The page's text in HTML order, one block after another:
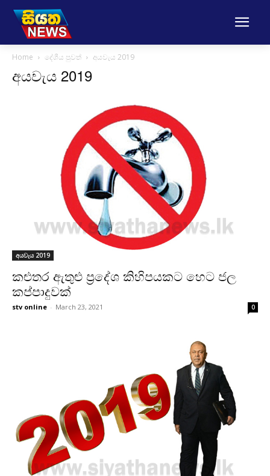
Home දේශීය පුවත් අයවැය 2019
අයවැය 2019
අයවැය 2019
කළුතර ඇතුළු ප්‍රදේශ කිහිපයකට හෙට ජල
කප්පාදුවක්
stv online - March 23, 2021 0